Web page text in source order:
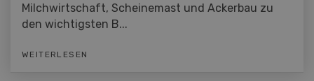
Milchwirtschaft, Scheinemast und Ackerbau zu
den wichtigsten B...
WEITERLESEN